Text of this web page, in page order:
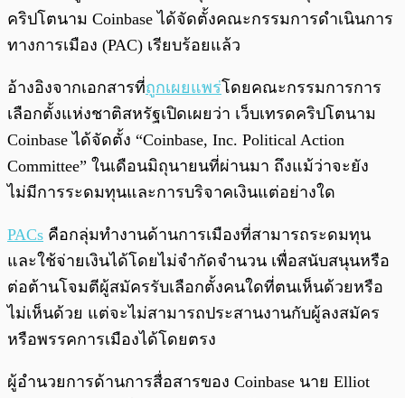
คริปโตนาม Coinbase ได้จัดตั้งคณะกรรมการดำเนินการ
ทางการเมือง (PAC) เรียบร้อยแล้ว
อ้างอิงจากเอกสารที่ถูกเผยแพร่โดยคณะกรรมการการ
เลือกตั้งแห่งชาติสหรัฐเปิดเผยว่า เว็บเทรดคริปโตนาม
Coinbase ได้จัดตั้ง “Coinbase, Inc. Political Action
Committee” ในเดือนมิถุนายนที่ผ่านมา ถึงแม้ว่าจะยัง
ไม่มีการระดมทุนและการบริจาคเงินแต่อย่างใด
PACs คือกลุ่มทำงานด้านการเมืองที่สามารถระดมทุน
และใช้จ่ายเงินได้โดยไม่จำกัดจำนวน เพื่อสนับสนุนหรือ
ต่อต้านโจมตีผู้สมัครรับเลือกตั้งคนใดที่ตนเห็นด้วยหรือ
ไม่เห็นด้วย แต่จะไม่สามารถประสานงานกับผู้ลงสมัคร
หรือพรรคการเมืองได้โดยตรง
ผู้อำนวยการด้านการสื่อสารของ Coinbase นาย Elliot